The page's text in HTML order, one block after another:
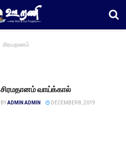
சிரமதானம்
சிரமதானம் வாய்க்கால்
BYADMIN ADMIN DECEMBER 8, 2019